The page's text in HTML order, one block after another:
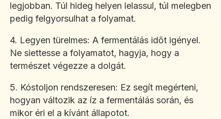
legjobban. Túl hideg helyen lelassul, túl melegben
pedig felgyorsulhat a folyamat.
4. Legyen türelmes: A fermentálás időt igényel.
Ne siettesse a folyamatot, hagyja, hogy a
természet végezze a dolgát.
5. Kóstoljon rendszeresen: Ez segít megérteni,
hogyan változik az íz a fermentálás során, és
mikor éri el a kívánt állapotot.